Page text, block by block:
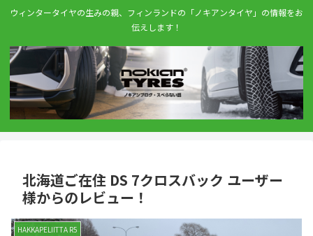
ウィンタータイヤの生みの親、フィンランドの「ノキアンタイヤ」の情報をお
伝えします！
北海道ご在住 DS 7クロスバック ユーザー
様からのレビュー！
HAKKAPELIITTA R5